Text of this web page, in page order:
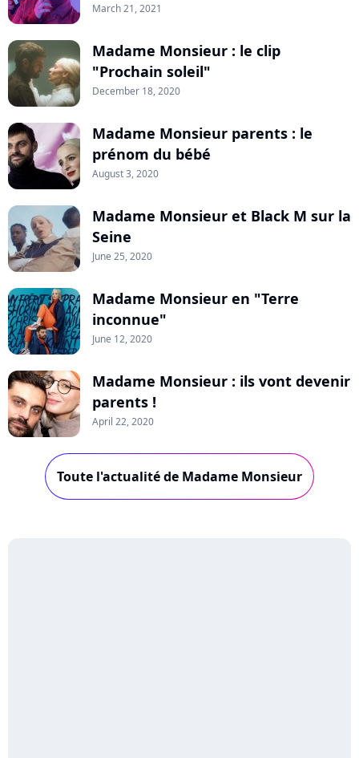
March 21, 2021
Madame Monsieur : le clip
"Prochain soleil"
December 18, 2020
Madame Monsieur parents : le
prénom du bébé
August 3, 2020
Madame Monsieur et Black M sur la
Seine
June 25, 2020
Madame Monsieur en "Terre
inconnue"
June 12, 2020
Madame Monsieur : ils vont devenir
parents !
April 22, 2020
Toute l'actualité de Madame Monsieur